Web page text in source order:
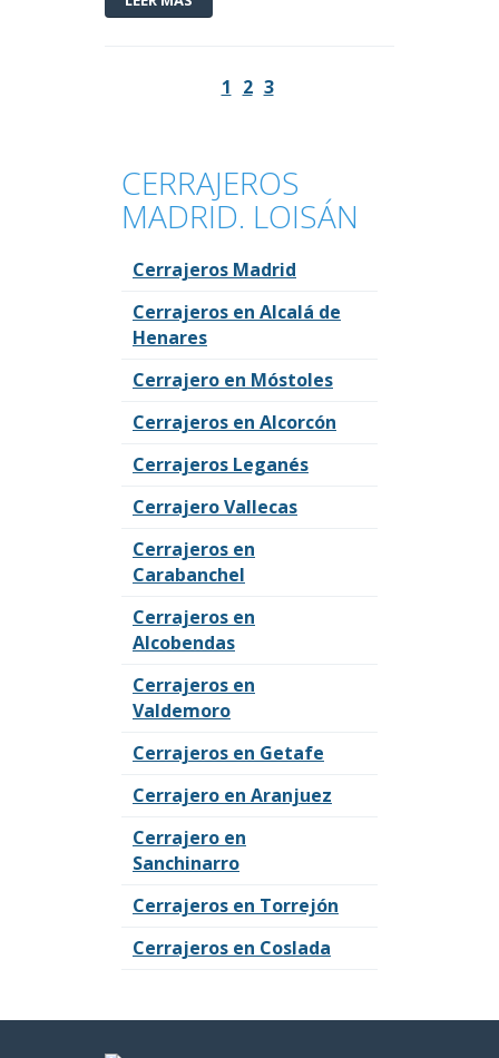
1 2 3
CERRAJEROS
MADRID. LOISÁN
Cerrajeros Madrid
Cerrajeros en Alcalá de
Henares
Cerrajero en Móstoles
Cerrajeros en Alcorcón
Cerrajeros Leganés
Cerrajero Vallecas
Cerrajeros en
Carabanchel
Cerrajeros en
Alcobendas
Cerrajeros en
Valdemoro
Cerrajeros en Getafe
Cerrajero en Aranjuez
Cerrajero en
Sanchinarro
Cerrajeros en Torrejón
Cerrajeros en Coslada